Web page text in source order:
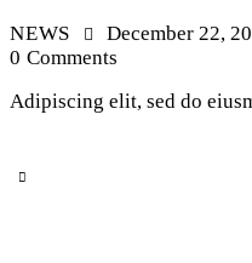
NEWS December 22,
0 Comments
Adipiscing elit, sed do